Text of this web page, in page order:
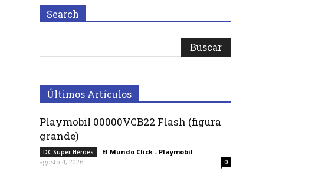
Search
Últimos Artículos
Playmobil 00000VCB22 Flash (figura
grande)
DC Super Héroes El Mundo Click - Playmobil -
agosto 4, 2026
0